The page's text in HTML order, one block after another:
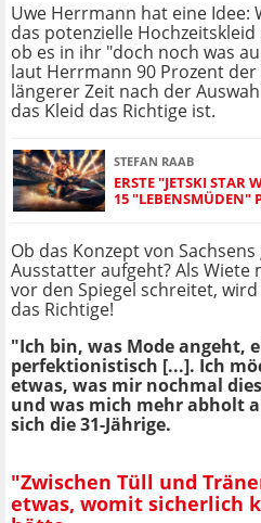
Uwe Herrmann hat eine Idee:
das potenzielle
ob es in ihr "doch noch was
laut Herrmann 90 Prozent der
längerer Zeit nach der
das Kleid das Richtige ist.
STEFAN RAAB
ERSTE "JETSKI STAR
15 "LEBENSMÜDEN"
Ob das Konzept von
Ausstatter aufgeht? Als Wiete
vor den Spiegel schreitet,
das Richtige!
"Ich bin, was Mode angeht,
perfektionistisch [...]. Ich
etwas, was mir nochmal
und was mich mehr abholt
sich die 31-Jährige.
"Zwischen Tüll und
etwas, womit sicherlich